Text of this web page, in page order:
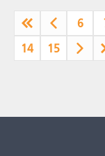
6
14
15